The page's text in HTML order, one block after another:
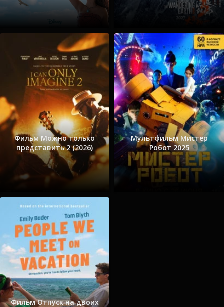
Фильм Можно только
представить 2 (2026)
Мультфильм Мистер
Робот 2025
Фильм Отпуск на двоих